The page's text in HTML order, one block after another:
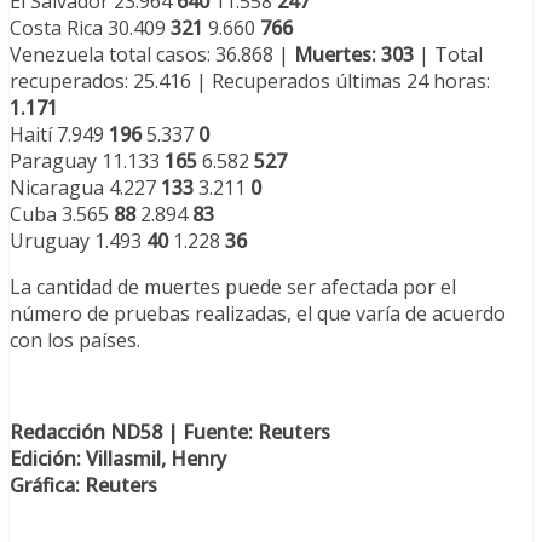
Costa Rica 30.409 321 9.660 766
Venezuela total casos: 36.868 | Muertes: 303 | Total
recuperados: 25.416 | Recuperados últimas 24 horas:
1.171
Haití 7.949 1965.337 ​ 0
Paraguay 11.133 1656.582 527
Nicaragua 4.227 1333.211 0
Cuba 3.565 882.89483
Uruguay 1.493 401.228 36
La cantidad de muertes puede ser afectada por el
número de pruebas realizadas, el que varía de acuerdo
con los países.
Redacción ND58 | Fuente: Reuters
Edición: Villasmil, Henry
Gráfica: Reuters